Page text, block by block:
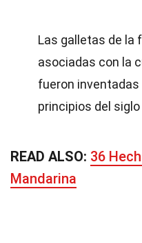
Las galletas de la
asociadas con la
fueron inventadas
principios del siglo
READ ALSO: 36
Mandarina